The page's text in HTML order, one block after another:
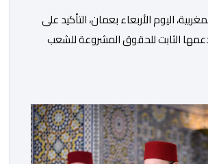
اليوم الأربعاء بعمان، التأكيد على
الثابت للحقوق المشروعة للشعب
بفضائل الحوار والتفاوض كسبيل وحيد
الإسرائيلي، بعيدا عن أعمال العنف
أحادية الجانب، وكذا انخراطها التام في